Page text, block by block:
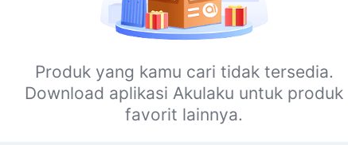
Produk yang kamu cari tidak tersedia.
Download aplikasi Akulaku untuk produk
favorit lainnya.